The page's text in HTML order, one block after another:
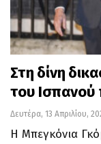
Στη δίνη
του
Δευτέρα, 13 Απριλίου,
Η Μπεγκόνια